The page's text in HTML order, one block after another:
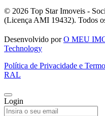
© 2026 Top Star Imoveis -
(Licença AMI 19432). Todos
Desenvolvido porO MEU
Technology
Política de Privacidade e
RAL
Login